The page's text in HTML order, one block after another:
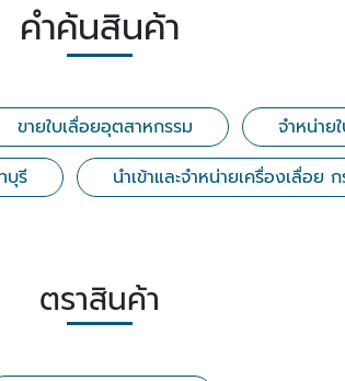
คำค้นสินค้า
ขายใบเลื่อยอุตสาหกรรม
จำหน่าย
บุรี
นำเข้าและจำหน่ายเครื่องเลื่อย
ตราสินค้า